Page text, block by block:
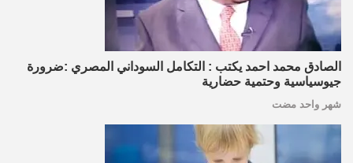
الصادق محمد احمد يكتب : التكامل السوداني المصري :ضرورة
جيوسياسية وحتمية حضارية
شهر واحد مضت